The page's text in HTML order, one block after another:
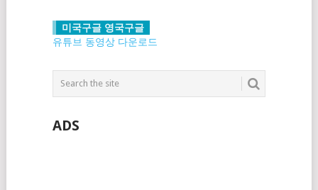
미국구글 영국구글
유튜브 동영상 다운로드
ADS